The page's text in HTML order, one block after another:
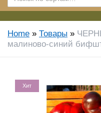
Home » Товары »
малиново-синий
Хит